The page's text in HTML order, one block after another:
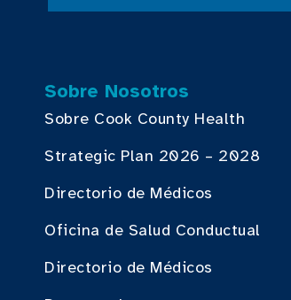
Sobre Nosotros
Sobre Cook County Health
Strategic Plan 2026 – 2028
Directorio de Médicos
Oficina de Salud Conductual
Directorio de Médicos